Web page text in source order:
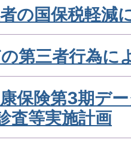
の国保税軽減
第三者行為に
保険第3期デ
査等実施計画